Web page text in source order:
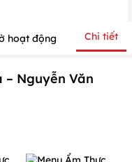
hoạt động Chi tiết
– Nguyễn Văn